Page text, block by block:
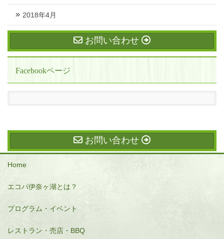
2018年4月
お問い合わせ
Facebookページ
お問い合わせ
Home
エコパ伊奈ヶ湖とは？
プログラム・イベント
レストラン・売店・BBQ